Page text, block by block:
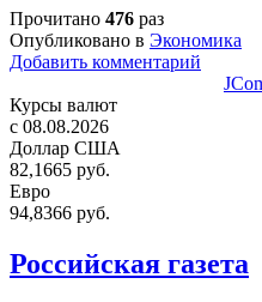
Прочитано 476 раз
Опубликовано в Экономика
Добавить комментарий
Курсы валют
c 08.08.2026
Доллар США
82,1665 руб.
Евро
94,8366 руб.
Российская газета